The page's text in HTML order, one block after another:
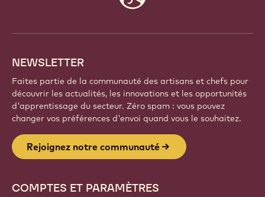
NEWSLETTER
Faites partie de la communauté des artisans et chefs pour
découvrir les actualités, les innovations et les opportunités
d'apprentissage du secteur. Zéro spam : vous pouvez
changer vos préférences d'envoi quand vous le souhaitez.
Rejoignez notre communauté
COMPTES ET PARAMÈTRES